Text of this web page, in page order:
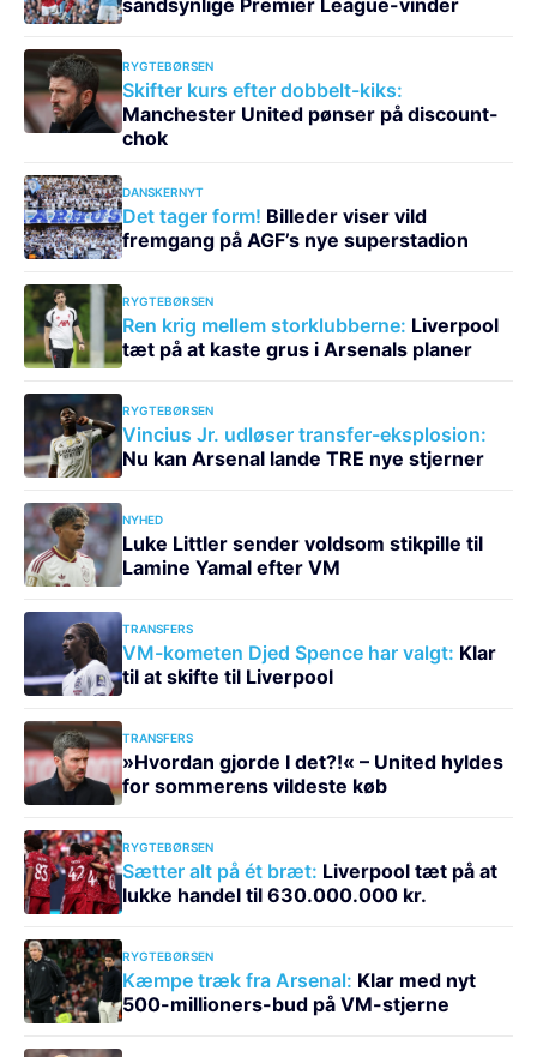
RYGTEBØRSEN
Skifter kurs efter dobbelt-kiks:
Manchester United pønser på discount-
chok
DANSKERNYT
Det tager form! Billeder viser vild
fremgang på AGF’s nye superstadion
RYGTEBØRSEN
Ren krig mellem storklubberne: Liverpool
tæt på at kaste grus i Arsenals planer
RYGTEBØRSEN
Vincius Jr. udløser transfer-eksplosion:
Nu kan Arsenal lande TRE nye stjerner
NYHED
Luke Littler sender voldsom stikpille til
Lamine Yamal efter VM
TRANSFERS
VM-kometen Djed Spence har valgt: Klar
til at skifte til Liverpool
TRANSFERS
»Hvordan gjorde I det?!« – United hyldes
for sommerens vildeste køb
RYGTEBØRSEN
Sætter alt på ét bræt: Liverpool tæt på at
lukke handel til 630.000.000 kr.
RYGTEBØRSEN
Kæmpe træk fra Arsenal: Klar med nyt
500-millioners-bud på VM-stjerne